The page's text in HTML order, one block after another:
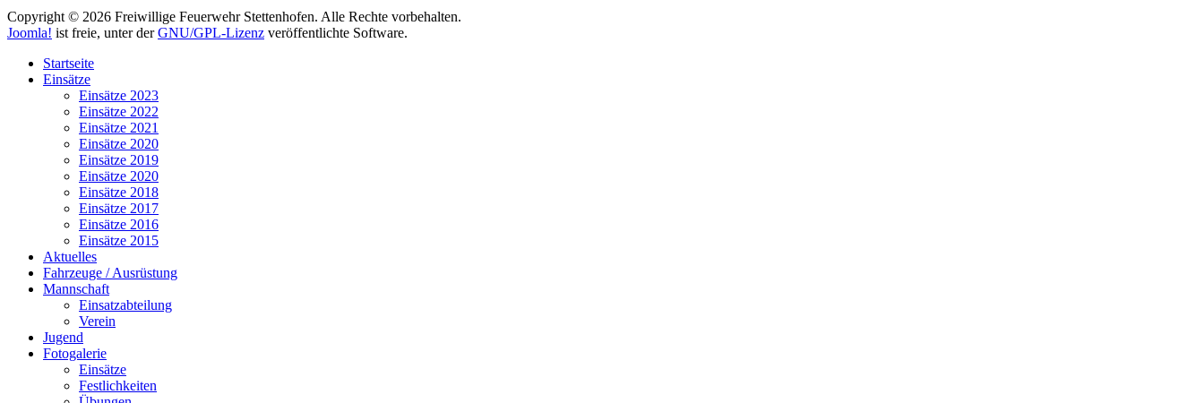
Copyright © 2026 Freiwillige Feuerwehr Stettenhofen. Alle Rechte vorbehalten.
Joomla! ist freie, unter derGNU/GPL-Lizenz veröffentlichte Software.
Startseite
Einsätze
Einsätze 2023
Einsätze 2022
Einsätze 2021
Einsätze 2020
Einsätze 2019
Einsätze 2020
Einsätze 2018
Einsätze 2017
Einsätze 2016
Einsätze 2015
Aktuelles
Fahrzeuge / Ausrüstung
Mannschaft
Einsatzabteilung
Verein
Jugend
Fotogalerie
Einsätze
Festlichkeiten